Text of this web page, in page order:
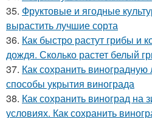
35. Фруктовые и ягодные
вырастить лучшие сорта
36. Как быстро растут грибы и
дождя. Сколько растет белый
37. Как сохранить
способы укрытия винограда
38. Как сохранить виноград на
условиях. Как сохранить